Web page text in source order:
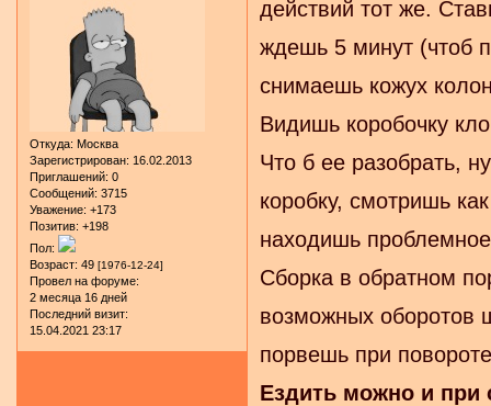
Откуда: Москва
Зарегистрирован: 16.02.2013
Приглашений: 0
Сообщений: 3715
Уважение: +173
Позитив: +198
Пол:
Возраст: 49 [1976-12-24]
Провел на форуме:
2 месяца 16 дней
Последний визит:
15.04.2021 23:17
действий тот же.
ждешь 5 минут (чтоб
снимаешь кожух
Видишь коробочку
Что б ее разобрать,
коробку, смотришь
находишь
Сборка в обратном
возможных оборотов
порвешь при
Ездить можно и при